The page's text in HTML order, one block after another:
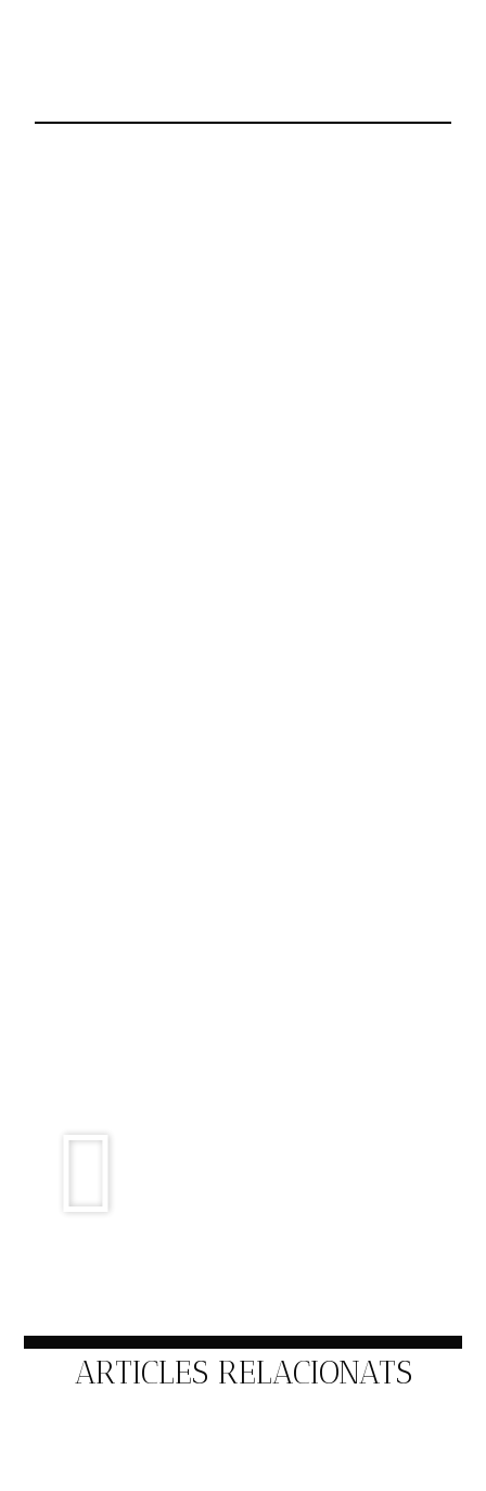
ARTICLES RELACIONATS